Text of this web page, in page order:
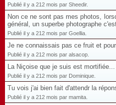
Publié il y a 212 mois par Sheedir.
Non ce ne sont pas mes photos,
général, un superbe photographe
Publié il y a 212 mois par Goellia.
Je ne connaissais pas ce fruit et
Publié il y a 212 mois par alsacop.
La Niçoise que je suis est
Publié il y a 212 mois par Dominique.
Tu vois j'ai bien fait d'attendr la
Publié il y a 212 mois par mamita.